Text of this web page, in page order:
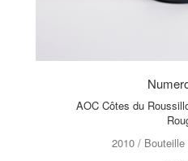
AOC Côtes du
2010 /